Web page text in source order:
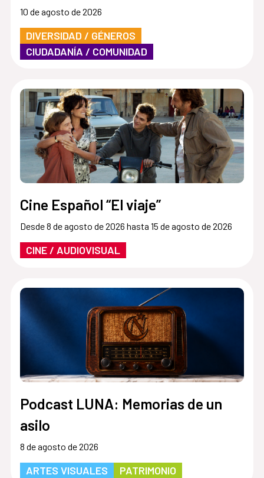
10 de agosto de 2026
DIVERSIDAD / GÉNEROS
CIUDADANÍA / COMUNIDAD
Cine Español “El viaje”
Desde 8 de agosto de 2026 hasta 15 de agosto de 2026
CINE / AUDIOVISUAL
Podcast LUNA: Memorias de un
asilo
8 de agosto de 2026
ARTES VISUALES PATRIMONIO